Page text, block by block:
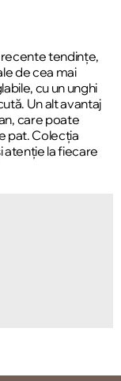
tendințe,
de cea mai
cu un unghi
Un alt avantaj
care poate
pat. Colecția
atenție la fiecare